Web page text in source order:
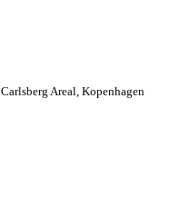
Carlsberg Areal, Kopenhagen